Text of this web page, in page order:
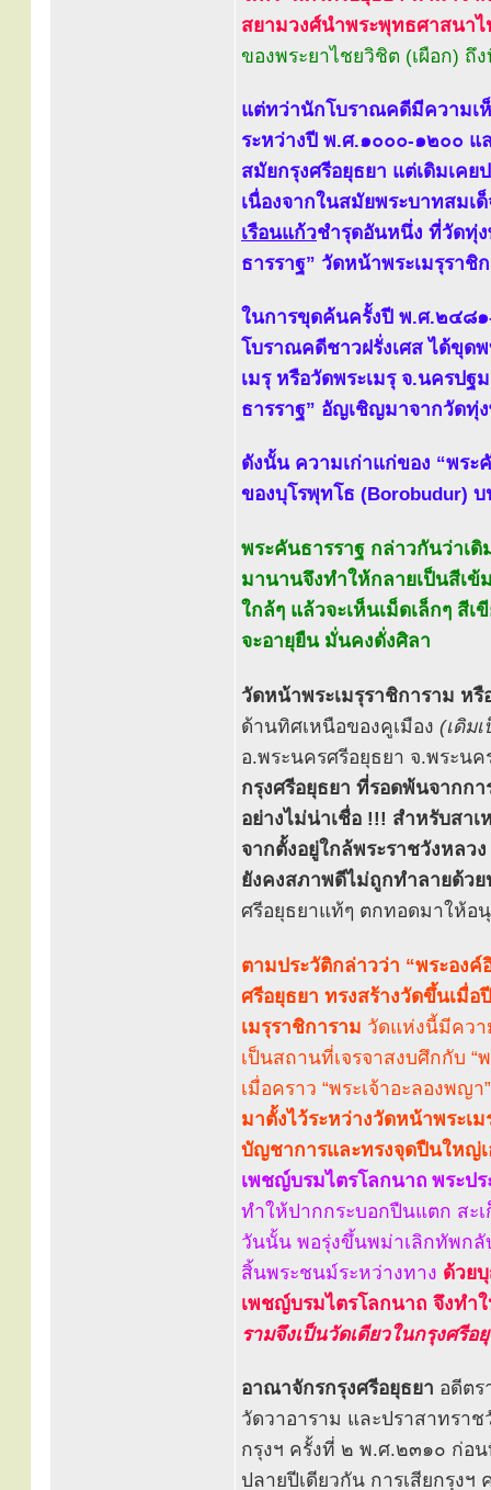
สยามวงศ์นำพระพุทธศาสนาไ
ของพระยาไชยวิชิต (เผือก)
แต่ทว่านักโบราณคดีมีความเ
ระหว่างปี พ.ศ.๑๐๐๐-๑๒๐๐
สมัยกรุงศรีอยุธยา แต่เดิมเค
เนื่องจากในสมัยพระบาทสมเ
เรือนแก้วชำรุดอันหนึ่ง ที่วัดทุ่ง
ธารราฐ” วัดหน้าพระเมรุรา
ในการขุดค้นครั้งปี พ.ศ.๒๔๘๑
โบราณคดีชาวฝรั่งเศส ได้ขุด
เมรุ หรือวัดพระเมรุ จ.นครป
ธารราฐ” อัญเชิญมาจากวัดทุ่
ดังนั้น ความเก่าแก่ของ “พระ
ของบุโรพุทโธ (Borobudur)
พระคันธารราฐ กล่าวกันว่าเ
มานานจึงทำให้กลายเป็นสีเข้
ใกล้ๆ แล้วจะเห็นเม็ดเล็กๆ สี
จะอายุยืน มั่นคงดั่งศิลา
วัดหน้าพระเมรุราชิการาม ห
ด้านทิศเหนือของคูเมือง (เดิม
อ.พระนครศรีอยุธยา จ.พระนค
กรุงศรีอยุธยา ที่รอดพ้นจากก
อย่างไม่น่าเชื่อ !!! สำหรับสา
จากตั้งอยู่ใกล้พระราชวังหล
ยังคงสภาพดีไม่ถูกทำลายด้วย
ศรีอยุธยาแท้ๆ ตกทอดมาให้
ตามประวัติกล่าวว่า “พระอง
ศรีอยุธยา ทรงสร้างวัดขึ้นเมื่
เมรุราชิการาม วัดแห่งนี้มีควา
เป็นสถานที่เจรจาสงบศึกกับ “
เมื่อคราว “พระเจ้าอะลองพ
มาตั้งไว้ระหว่างวัดหน้าพระเ
บัญชาการและทรงจุดปืนใหญ่เ
เพชญ์บรมไตรโลกนาถ พระป
ทำให้ปากกระบอกปืนแตก สะ
วันนั้น พอรุ่งขึ้นพม่าเลิกทัพกลั
สิ้นพระชนม์ระหว่างทาง ด้วย
เพชญ์บรมไตรโลกนาถ จึงทำ
รามจึงเป็นวัดเดียวในกรุงศรี
อาณาจักรกรุงศรีอยุธยา อดีตร
วัดวาอาราม และปราสาทรา
กรุงฯ ครั้งที่ ๒ พ.ศ.๒๓๑๐ ก่อน
ปลายปีเดียวกัน การเสียกรุง